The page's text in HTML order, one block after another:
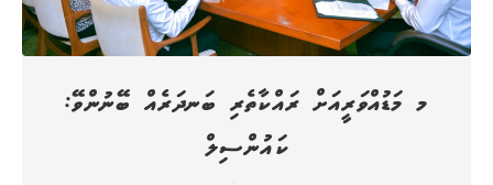
މ މަޑުއްވަރީއަށް ރައްކާތެރި ބަނދަރެއް ބޭނުންވޭ:
ކައުންސިލް